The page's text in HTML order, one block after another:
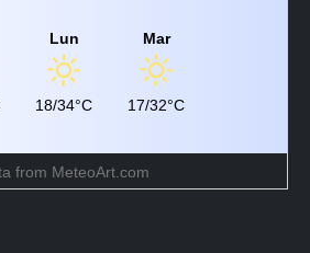
Lun
18/34°C
Mar
17/32°C
from MeteoArt.com